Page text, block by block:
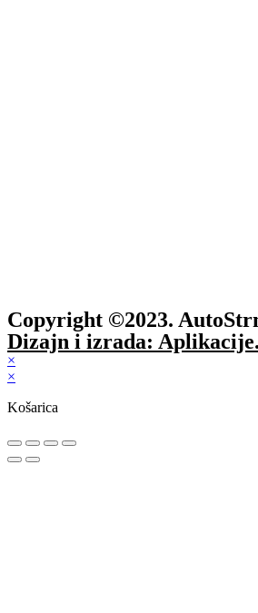
Copyright ©2023.
Dizajn i izrada: Aplikacije.
×
×
Košarica